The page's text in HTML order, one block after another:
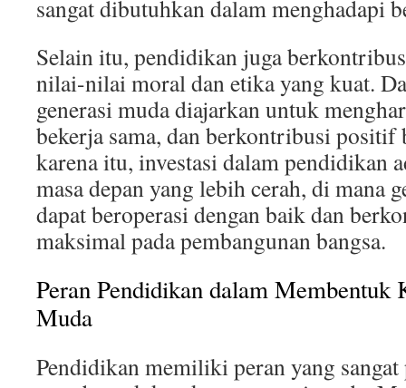
sangat dibutuhkan dalam menghadapi
Selain itu, pendidikan juga
nilai-nilai moral dan etika yang kuat.
generasi muda diajarkan untuk
bekerja sama, dan berkontribusi positif
karena itu, investasi dalam pendidikan
masa depan yang lebih cerah, di mana
dapat beroperasi dengan baik dan
maksimal pada pembangunan bangsa.
Peran Pendidikan dalam Membentuk
Muda
Pendidikan memiliki peran yang